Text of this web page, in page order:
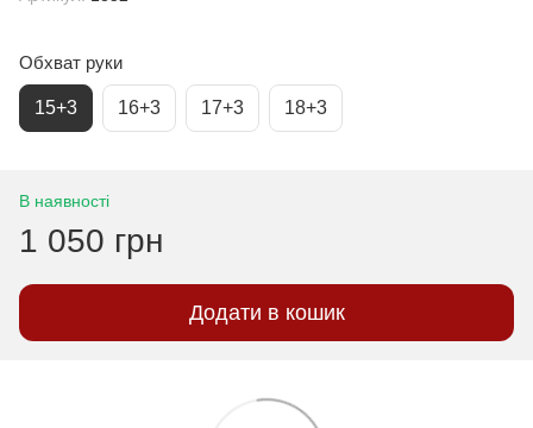
Обхват руки
15+3 16+3 17+3 18+3
В наявності
1 050 грн
Додати в кошик